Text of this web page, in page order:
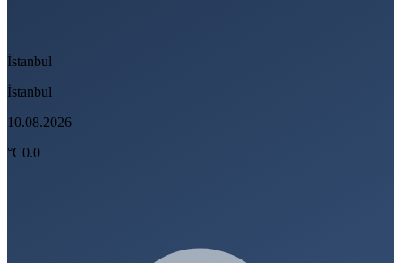
İstanbul
İstanbul
10.08.2026
°C0.0